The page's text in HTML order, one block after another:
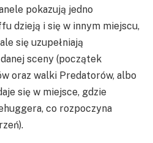
pokazują jedno
dzieją i się w innym miejscu,
się uzupełniają
sceny (początek
oraz walki Predatorów, albo
się w miejsce, gdzie
co rozpoczyna